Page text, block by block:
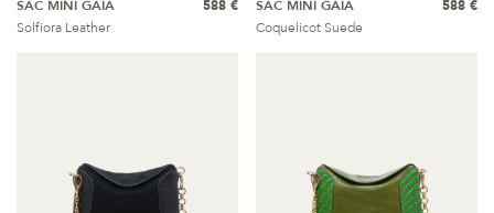
SAC MINI GAIA
Solfiora Leather
588 €
SAC MINI GAIA
Coquelicot Suede
588 €